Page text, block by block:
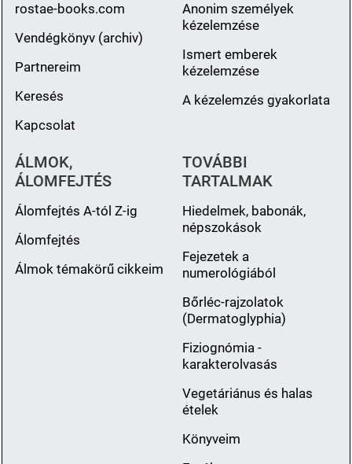
rostae-books.com
Vendégkönyv (archiv)
Partnereim
Keresés
Kapcsolat
Anonim személyek
kézelemzése
Ismert emberek
kézelemzése
A kézelemzés gyakorlata
ÁLMOK,
ÁLOMFEJTÉS
Álomfejtés A-tól Z-ig
Álomfejtés
Álmok témakörű cikkeim
TOVÁBBI
TARTALMAK
Hiedelmek, babonák,
népszokások
Fejezetek a
numerológiából
Bőrléc-rajzolatok
(Dermatoglyphia)
Fiziognómia -
karakterolvasás
Vegetáriánus és halas
ételek
Könyveim